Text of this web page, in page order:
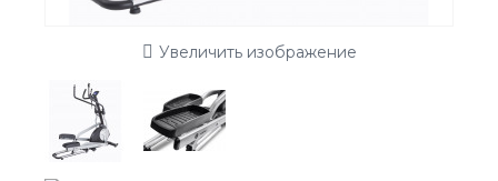
Увеличить изображение